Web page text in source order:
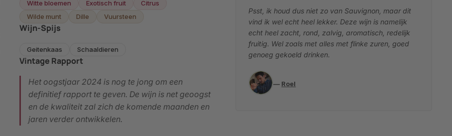
Witte bloemen Exotisch fruit
Citrus
Wilde munt
Dille Vuursteen
Wijn-Spijs
Geitenkaas Schaaldieren
Vintage Rapport
Het oogstjaar 2024 is nog te jong om een
definitief rapport te geven. De wijn is net geoogst
en de kwaliteit zal zich de komende maanden en
jaren verder ontwikkelen.
Psst, ik houd dus niet zo van Sauvignon, maar dit
vind ik wel echt heel lekker. Deze wijn is namelijk
echt heel zacht, rond, zalvig, aromatisch, redelijk
fruitig. Wel zoals met alles met flinke zuren, goed
genoeg gekoeld drinken.
— Roel